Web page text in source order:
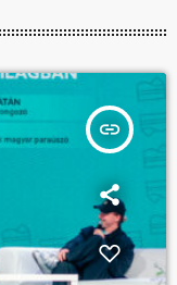
insert_link